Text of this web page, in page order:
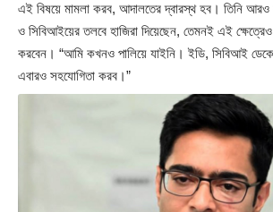
এই বিষয়ে মামলা করব, আদালতের দ্বারস্থ হব। তিনি
ও সিবিআইয়ের তলবে হাজিরা দিয়েছেন, তেমনই এই
করবেন। “আমি কখনও পালিয়ে যাইনি। ইডি, সিবিআই
এবারও সহযোগিতা করব।”